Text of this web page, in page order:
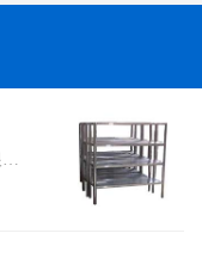
激光切割加工拼焊是在车身设计制造中，根据车身不同的设计和性能要求，将不同厚度、不同材质、不同或相同性...